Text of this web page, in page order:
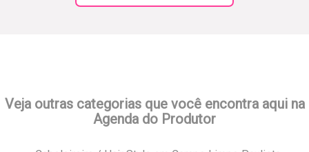
Veja outras categorias que você encontra aqui na
Agenda do Produtor